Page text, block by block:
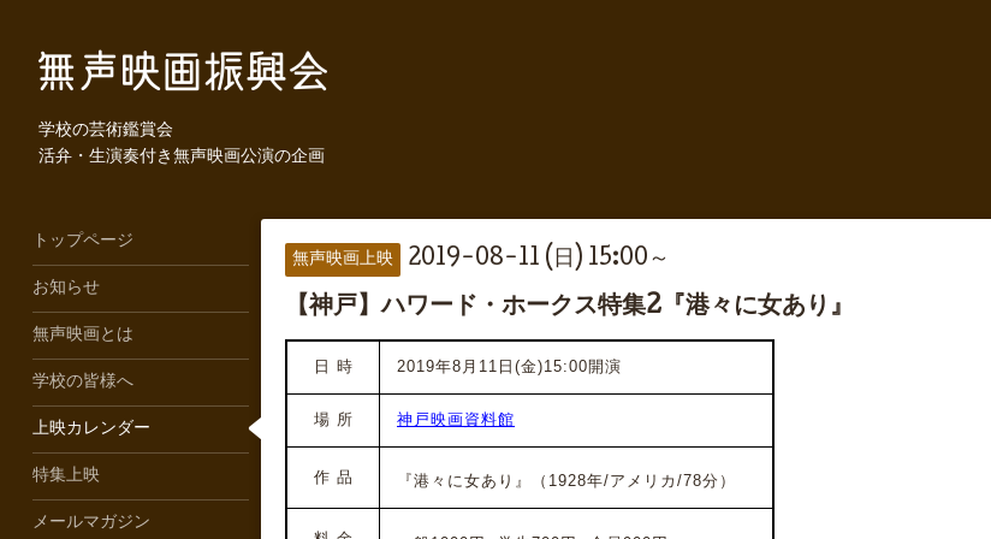
学校の芸術鑑賞会
活弁・生演奏付き無声映画公演の企画
無声映画上映 2019-08-11 (日) 15:00～
【神戸】ハワード・ホークス特集2『港々に女あり』
日 時 2019年8月11日(金)15:00開演
場 所 神戸映画資料館
作 品 『港々に女あり』（1928年/アメリカ/78分）
トップページ
お知らせ
無声映画とは
学校の皆様へ
上映カレンダー
特集上映
メールマガジン